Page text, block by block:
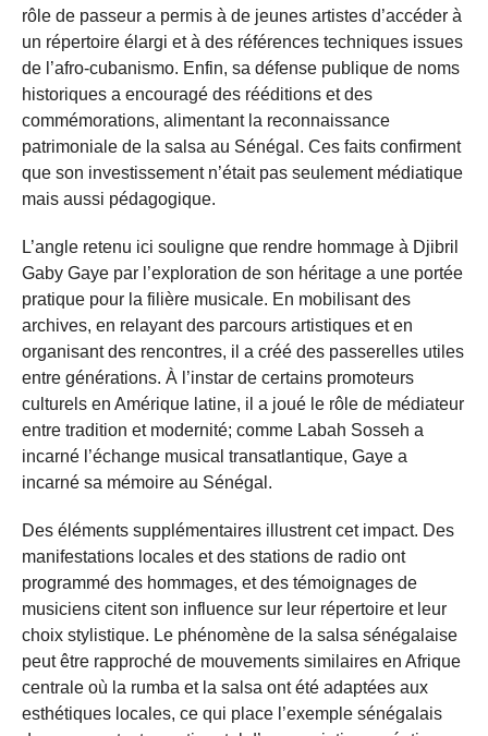
rôle de passeur a permis à de jeunes artistes d’accéder à
un répertoire élargi et à des références techniques issues
de l’afro-cubanismo. Enfin, sa défense publique de noms
historiques a encouragé des rééditions et des
commémorations, alimentant la reconnaissance
patrimoniale de la salsa au Sénégal. Ces faits confirment
que son investissement n’était pas seulement médiatique
mais aussi pédagogique.
L’angle retenu ici souligne que rendre hommage à Djibril
Gaby Gaye par l’exploration de son héritage a une portée
pratique pour la filière musicale. En mobilisant des
archives, en relayant des parcours artistiques et en
organisant des rencontres, il a créé des passerelles utiles
entre générations. À l’instar de certains promoteurs
culturels en Amérique latine, il a joué le rôle de médiateur
entre tradition et modernité; comme Labah Sosseh a
incarné l’échange musical transatlantique, Gaye a
incarné sa mémoire au Sénégal.
Des éléments supplémentaires illustrent cet impact. Des
manifestations locales et des stations de radio ont
programmé des hommages, et des témoignages de
musiciens citent son influence sur leur répertoire et leur
choix stylistique. Le phénomène de la salsa sénégalaise
peut être rapproché de mouvements similaires en Afrique
centrale où la rumba et la salsa ont été adaptées aux
esthétiques locales, ce qui place l’exemple sénégalais